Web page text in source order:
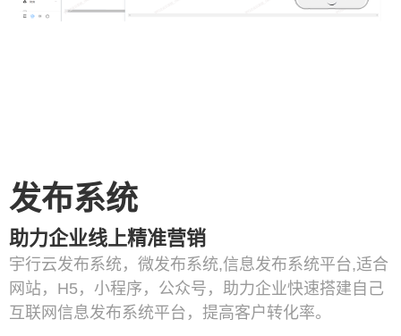
发布系统
助力企业线上精准营销
宇行云发布系统，微发布系统,信息发布系统平台,适合
网站，H5，小程序，公众号，助力企业快速搭建自己
互联网信息发布系统平台，提高客户转化率。